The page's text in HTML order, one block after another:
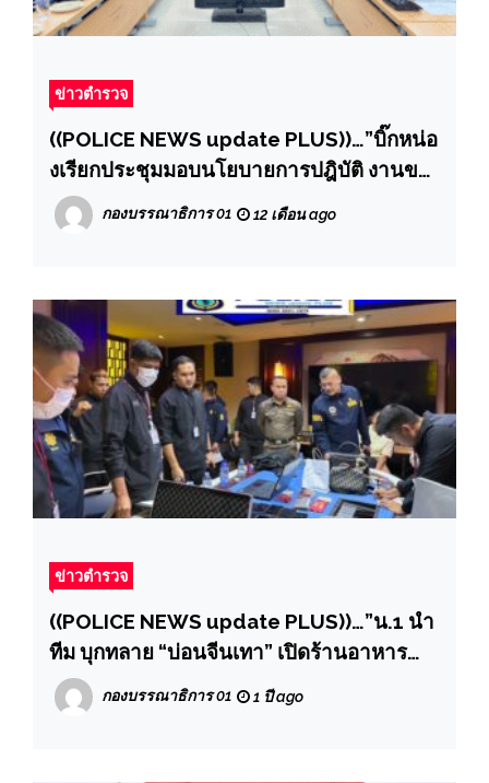
ข่าวตำรวจ
((POLICE NEWS update PLUS))…”บิ๊กหน่อ
งเรียกประชุมมอบนโยบายการปฎิบัติ งานของ
ตำรวจในสังกัด หลัง มารักษาราชการแทน
ผบก.ภ.จว.ปทุมธานี “
กองบรรณาธิการ 01 12 เดือน ago
ข่าวตำรวจ
((POLICE NEWS update PLUS))…”น.1 นำ
ทีม บุกทลาย “บ่อนจีนเทา” เปิดร้านอาหาร
บังหน้าจ้างหญิงไทยดูแล ตรวจยึดเงินหลาย
สกุลรวมกว่า 6 ล้าน”
กองบรรณาธิการ 01 1 ปี ago